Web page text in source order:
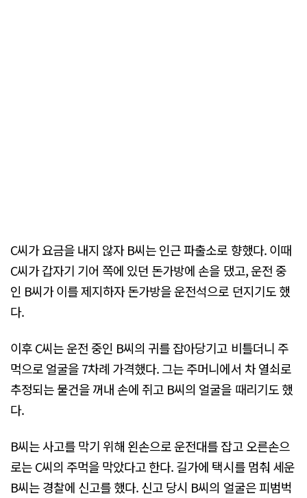
C씨가 요금을 내지 않자 B씨는 인근 파출소로 향했다. 이때
C씨가 갑자기 기어 쪽에 있던 돈가방에 손을 댔고, 운전 중
인 B씨가 이를 제지하자 돈가방을 운전석으로 던지기도 했
다.
이후 C씨는 운전 중인 B씨의 귀를 잡아당기고 비틀더니 주
먹으로 얼굴을 7차례 가격했다. 그는 주머니에서 차 열쇠로
추정되는 물건을 꺼내 손에 쥐고 B씨의 얼굴을 때리기도 했
다.
B씨는 사고를 막기 위해 왼손으로 운전대를 잡고 오른손으
로는 C씨의 주먹을 막았다고 한다. 길가에 택시를 멈춰 세운
B씨는 경찰에 신고를 했다. 신고 당시 B씨의 얼굴은 피범벅